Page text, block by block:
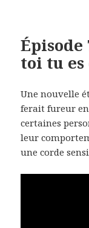
Épisode
toi tu es
Une nouvelle
ferait fureur
certaines
leur
une corde